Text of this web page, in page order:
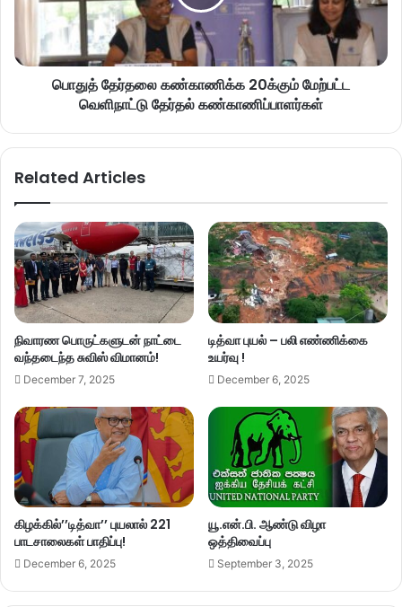
பொதுத் தேர்தலை கண்காணிக்க 20க்கும் மேற்பட்ட
வெளிநாட்டு தேர்தல் கண்காணிப்பாளர்கள்
Related Articles
நிவாரண பொருட்களுடன் நாட்டை
வந்தடைந்த சுவிஸ் விமானம்!
December 7, 2025
டித்வா புயல் – பலி எண்ணிக்கை
உயர்வு !
December 6, 2025
கிழக்கில்’’டித்வா’’ புயலால் 221
பாடசாலைகள் பாதிப்பு!
December 6, 2025
யூ.என்.பி. ஆண்டு விழா
ஒத்திவைப்பு
September 3, 2025